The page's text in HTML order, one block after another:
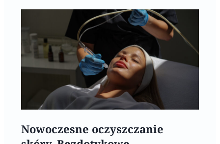
Nowoczesne oczyszczanie